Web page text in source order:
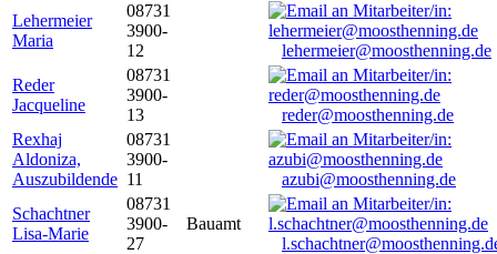
Lehermeier
Maria
08731
3900-
12
lehermeier@moosthenning.de
Reder
Jacqueline
08731
3900-
13
reder@moosthenning.de
Rexhaj
Aldoniza,
Auszubildende
08731
3900-
11
azubi@moosthenning.de
Schachtner
Lisa-Marie
08731
3900-
27
Bauamt